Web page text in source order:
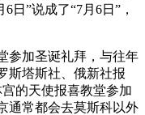
日”说成了“7月6日”，
加圣诞礼拜，与往年
斯塔斯社、俄新社报
的天使报喜教堂参加
通常都会去莫斯科以外